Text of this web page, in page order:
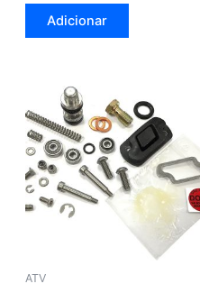
Adicionar
ATV